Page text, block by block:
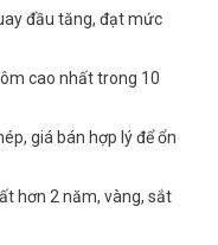
đầu tăng, đạt mức
cao nhất trong 10
giá bán hợp lý để ổn
hơn 2 năm, vàng, sắt